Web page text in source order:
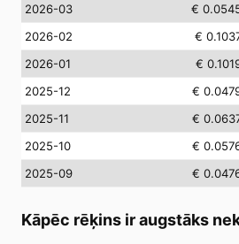
2026-03
€
2026-02
€
2026-01
€
2025-12
€
2025-11
€
2025-10
€
2025-09
€
Kāpēc rēķins ir augstāks